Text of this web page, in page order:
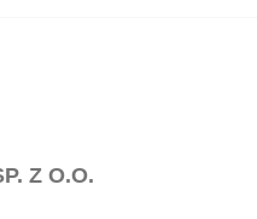
Z O.O.